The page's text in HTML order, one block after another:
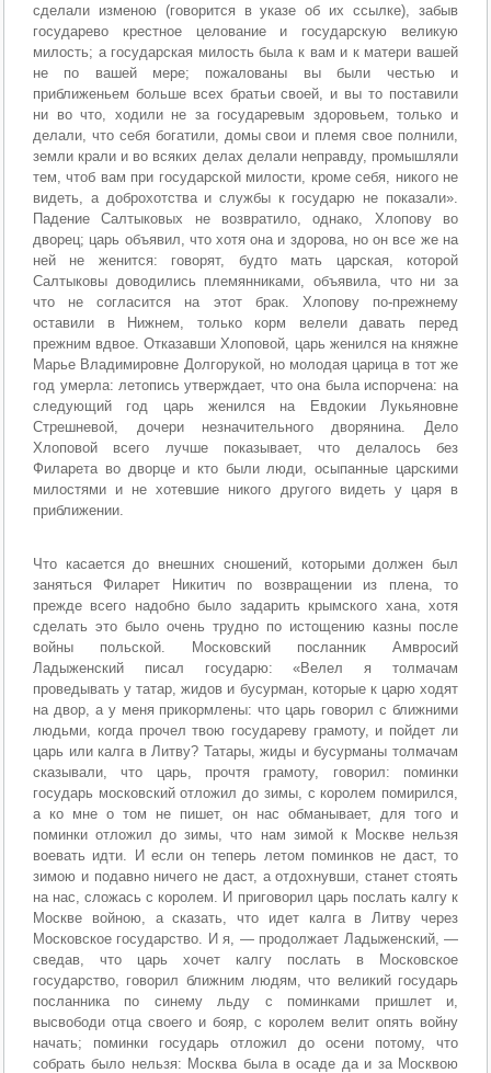
сделали изменою (говорится в указе об их ссылке), забыв
государево крестное целование и государскую великую
милость; а государская милость была к вам и к матери вашей
не по вашей мере; пожалованы вы были честью и
приближеньем больше всех братьи своей, и вы то поставили
ни во что, ходили не за государевым здоровьем, только и
делали, что себя богатили, домы свои и племя свое полнили,
земли крали и во всяких делах делали неправду, промышляли
тем, чтоб вам при государской милости, кроме себя, никого не
видеть, а доброхотства и службы к государю не показали».
Падение Салтыковых не возвратило, однако, Хлопову во
дворец; царь объявил, что хотя она и здорова, но он все же на
ней не женится: говорят, будто мать царская, которой
Салтыковы доводились племянниками, объявила, что ни за
что не согласится на этот брак. Хлопову по-прежнему
оставили в Нижнем, только корм велели давать перед
прежним вдвое. Отказавши Хлоповой, царь женился на княжне
Марье Владимировне Долгорукой, но молодая царица в тот же
год умерла: летопись утверждает, что она была испорчена: на
следующий год царь женился на Евдокии Лукьяновне
Стрешневой, дочери незначительного дворянина. Дело
Хлоповой всего лучше показывает, что делалось без
Филарета во дворце и кто были люди, осыпанные царскими
милостями и не хотевшие никого другого видеть у царя в
приближении.
Что касается до внешних сношений, которыми должен был
заняться Филарет Никитич по возвращении из плена, то
прежде всего надобно было задарить крымского хана, хотя
сделать это было очень трудно по истощению казны после
войны польской. Московский посланник Амвросий
Ладыженский писал государю: «Велел я толмачам
проведывать у татар, жидов и бусурман, которые к царю ходят
на двор, а у меня прикормлены: что царь говорил с ближними
людьми, когда прочел твою государеву грамоту, и пойдет ли
царь или калга в Литву? Татары, жиды и бусурманы толмачам
сказывали, что царь, прочтя грамоту, говорил: поминки
государь московский отложил до зимы, с королем помирился,
а ко мне о том не пишет, он нас обманывает, для того и
поминки отложил до зимы, что нам зимой к Москве нельзя
воевать идти. И если он теперь летом поминков не даст, то
зимою и подавно ничего не даст, а отдохнувши, станет стоять
на нас, сложась с королем. И приговорил царь послать калгу к
Москве войною, а сказать, что идет калга в Литву через
Московское государство. И я, — продолжает Ладыженский, —
сведав, что царь хочет калгу послать в Московское
государство, говорил ближним людям, что великий государь
посланника по синему льду с поминками пришлет и,
высвободи отца своего и бояр, с королем велит опять войну
начать; поминки государь отложил до осени потому, что
собрать было нельзя: Москва была в осаде да и за Москвою